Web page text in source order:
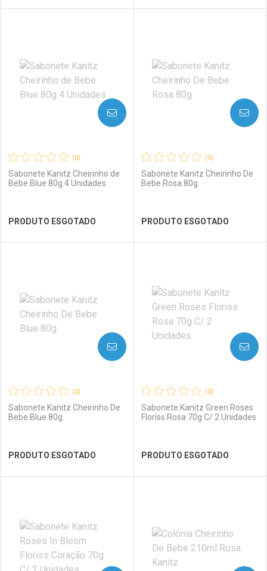
Laboratório
Ver Desconto Convênio
Por Menos Laboratório
Ver Desconto Convênio
Por Menos
(0)
Sabonete Kanitz Cheirinho de
Bebe Blue 80g 4 Unidades
PRODUTO ESGOTADO
AVISE-ME
Laboratório
Ver Desconto Convênio
Por Menos
(0)
Sabonete Kanitz Cheirinho De
Bebe Rosa 80g
PRODUTO ESGOTADO
AVISE-ME
Laboratório
Ver Desconto Convênio
Por Menos
(0)
Sabonete Kanitz Cheirinho De
Bebe Blue 80g
PRODUTO ESGOTADO
AVISE-ME
Laboratório
Por Menos
(0)
Sabonete Kanitz Green Roses
Floriss Rosa 70g C/ 2 Unidades
PRODUTO ESGOTADO
AVISE-ME
Laboratório
Por Menos